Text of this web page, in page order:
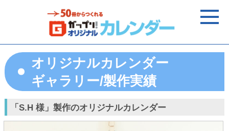
オリジナルカレンダー
ギャラリー/製作実績
「S.H 様」製作のオリジナルカレンダー